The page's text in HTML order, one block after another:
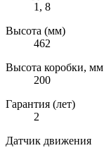
1, 8
Высота (мм)
462
Высота коробки, мм
200
Гарантия (лет)
2
Датчик движения